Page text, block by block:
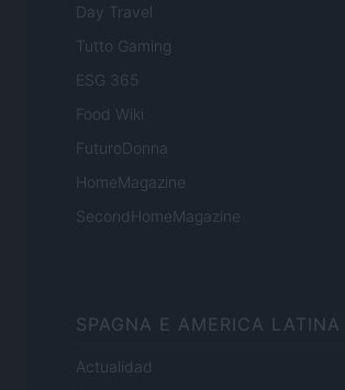
Day Travel
Tutto Gaming
ESG 365
Food Wiki
FuturoDonna
HomeMagazine
SecondHomeMagazine
SPAGNA E AMERICA LATINA
Actualidad